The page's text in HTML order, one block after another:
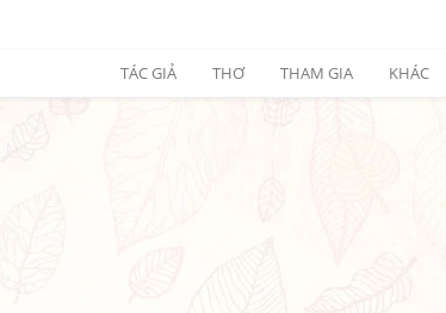
TÁC GIẢ THƠ THAM GIA KHÁC